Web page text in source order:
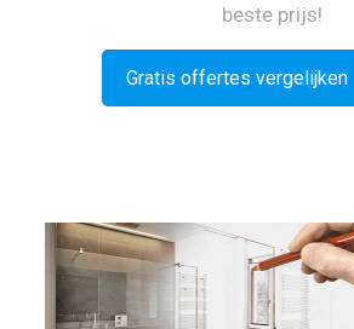
beste prijs!
Gratis offertes vergelijken